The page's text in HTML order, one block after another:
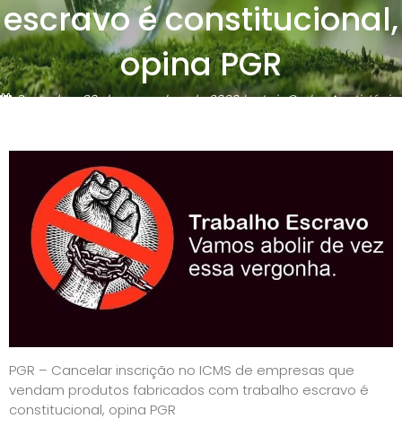
escravo é constitucional,
opina PGR
Posted on20 de novembro de 2020byLuiz Carlos Aceti Júnior
PGR – Cancelar inscrição no ICMS de empresas que
vendam produtos fabricados com trabalho escravo é
constitucional, opina PGR